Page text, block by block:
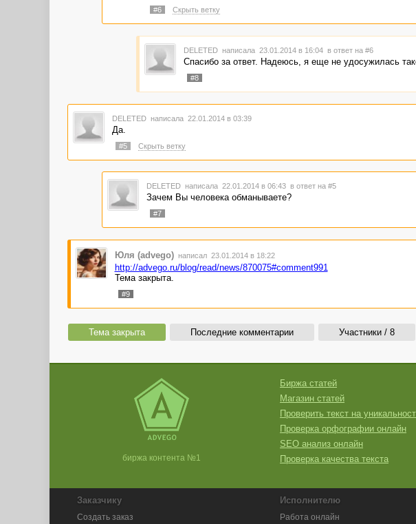
#6 Скрыть ветку
DELETED написала 23.01.2014 в 16:04 в ответ на #6
Спасибо за ответ. Надеюсь, я еще не удосужилась
#8
DELETED написала 22.01.2014 в 03:39
Да.
#5 Скрыть ветку
DELETED написала 22.01.2014 в 06:43 в ответ на #5
Зачем Вы человека обманываете?
#7
Юля (advego) написал 23.01.2014 в 18:22
http://advego.ru/blog/read/news/870075#comment991
Тема закрыта.
#9
Тема закрыта Последние комментарии Участники / 8
биржа контента №1
Биржа статей
Магазин статей
Проверить текст на
Проверка орфографии онлайн
SEO анализ онлайн
Проверка качества текста
Заказчику
Создать заказ
Исполнителю
Работа онлайн